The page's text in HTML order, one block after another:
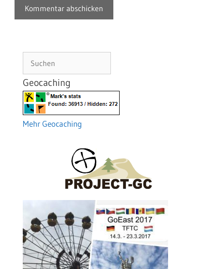
Geocaching
Mehr Geocaching